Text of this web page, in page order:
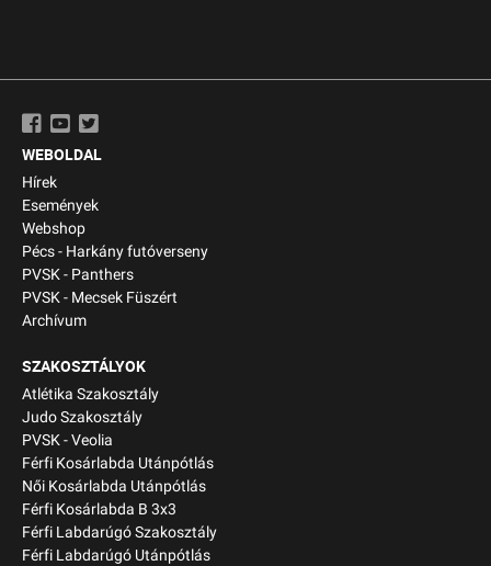
WEBOLDAL
Hírek
Események
Webshop
Pécs - Harkány futóverseny
PVSK - Panthers
PVSK - Mecsek Füszért
Archívum
SZAKOSZTÁLYOK
Atlétika Szakosztály
Judo Szakosztály
PVSK - Veolia
Férfi Kosárlabda Utánpótlás
Női Kosárlabda Utánpótlás
Férfi Kosárlabda B 3x3
Férfi Labdarúgó Szakosztály
Férfi Labdarúgó Utánpótlás